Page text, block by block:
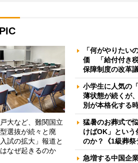
大など、難関国立
選抜が続々と廃
試の拡大」報道と
なぜ起きるのか
「何がやりたい
価 「給付付き税
保障制度の改革
小学生に人気の
薄状態が続くが
別が本格化する
猛暑のお葬式で
けばOK」という
のか？《1級葬祭
急増する中国企